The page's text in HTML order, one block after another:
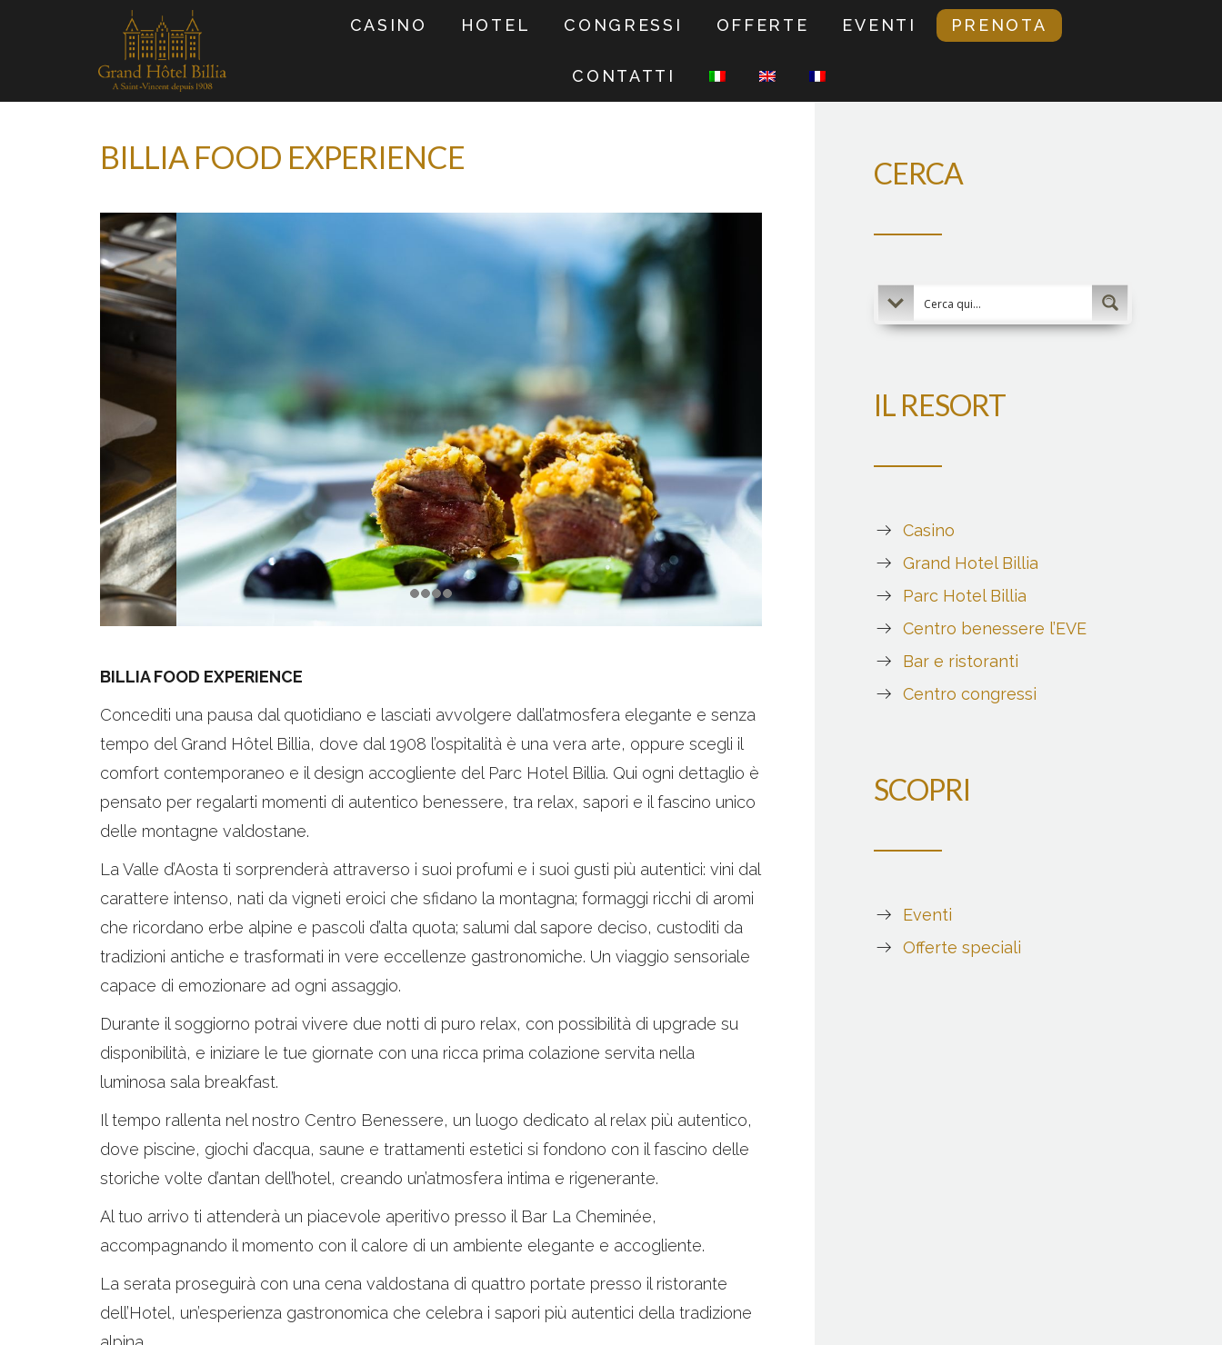
CASINO HOTEL CONGRESSI OFFERTE EVENTI PRENOTA
CONTATTI
BILLIA FOOD EXPERIENCE
BILLIA FOOD EXPERIENCE
Concediti una pausa dal quotidiano e lasciati avvolgere dall’atmosfera elegante e senza
tempo del Grand Hôtel Billia, dove dal 1908 l’ospitalità è una vera arte, oppure scegli il
comfort contemporaneo e il design accogliente del Parc Hotel Billia. Qui ogni dettaglio è
pensato per regalarti momenti di autentico benessere, tra relax, sapori e il fascino unico
delle montagne valdostane.
La Valle d’Aosta ti sorprenderà attraverso i suoi profumi e i suoi gusti più autentici: vini dal
carattere intenso, nati da vigneti eroici che sfidano la montagna; formaggi ricchi di aromi
che ricordano erbe alpine e pascoli d’alta quota; salumi dal sapore deciso, custoditi da
tradizioni antiche e trasformati in vere eccellenze gastronomiche. Un viaggio sensoriale
capace di emozionare ad ogni assaggio.
Durante il soggiorno potrai vivere due notti di puro relax, con possibilità di upgrade su
disponibilità, e iniziare le tue giornate con una ricca prima colazione servita nella
luminosa sala breakfast.
Il tempo rallenta nel nostro Centro Benessere, un luogo dedicato al relax più autentico,
dove piscine, giochi d’acqua, saune e trattamenti estetici si fondono con il fascino delle
storiche volte d’antan dell’hotel, creando un’atmosfera intima e rigenerante.
Al tuo arrivo ti attenderà un piacevole aperitivo presso il Bar La Cheminée,
accompagnando il momento con il calore di un ambiente elegante e accogliente.
La serata proseguirà con una cena valdostana di quattro portate presso il ristorante
dell’Hotel, un’esperienza gastronomica che celebra i sapori più autentici della tradizione
CERCA
IL RESORT
Casino
Grand Hotel Billia
Parc Hotel Billia
Centro benessere l’EVE
Bar e ristoranti
Centro congressi
SCOPRI
Eventi
Offerte speciali